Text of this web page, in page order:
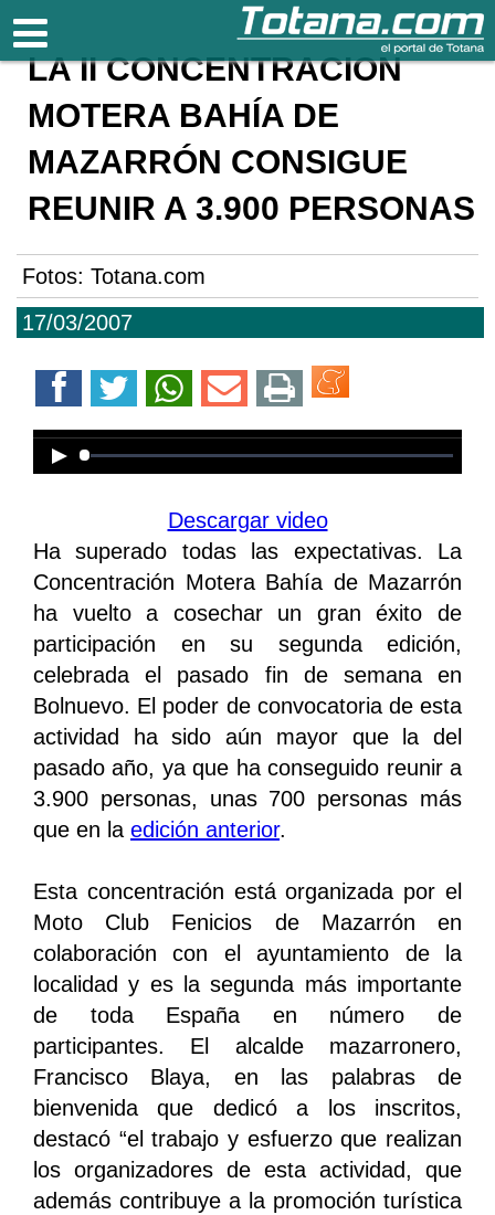
Totana.com
17/03/2007
LA II CONCENTRACIÓN
MOTERA BAHÍA DE
MAZARRÓN CONSIGUE
REUNIR A 3.900 PERSONAS
Fotos: Totana.com
Error loading media: File could not
be played
Descargar video
Ha superado todas las expectativas. La
Concentración Motera Bahía de Mazarrón
ha vuelto a cosechar un gran éxito de
participación en su segunda edición,
celebrada el pasado fin de semana en
Bolnuevo. El poder de convocatoria de esta
actividad ha sido aún mayor que la del
pasado año, ya que ha conseguido reunir a
3.900 personas, unas 700 personas más
que en la edición anterior.
Esta concentración está organizada por el
Moto Club Fenicios de Mazarrón en
colaboración con el ayuntamiento de la
localidad y es la segunda más importante
de toda España en número de
participantes. El alcalde mazarronero,
Francisco Blaya, en las palabras de
bienvenida que dedicó a los inscritos,
destacó “el trabajo y esfuerzo que realizan
los organizadores de esta actividad, que
además contribuye a la promoción turística